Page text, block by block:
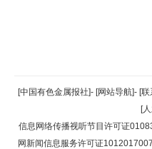
返
[中国有色金属报社]- [网站导航]- [联
[
信息网络传播视听节目许可证
网新闻信息服务许可证